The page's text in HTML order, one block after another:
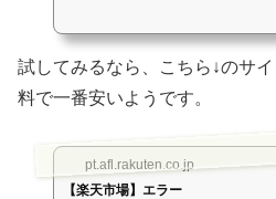
試してみるなら、こちら↓のサ
料で一番安いようです。
pt.afl.rakuten.co.jp
【楽天市場】エラー